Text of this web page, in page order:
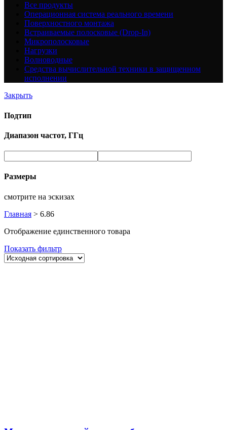
Все продукты
Операционная система реального времени
Поверхностного монтажа
Встраиваемые полосковые (Drop-In)
Микрополосковые
Нагрузки
Волноводные
Средства вычислительной техники в защищенном
исполнении
Закрыть
Подтип
Диапазон частот, ГГц
Размеры
смотрите на эскизах
Главная > 6.86
Отображение единственного товара
Показать фильтр